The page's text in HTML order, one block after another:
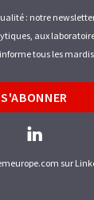
: notre
aux
tous les
S'ABONNER
sur